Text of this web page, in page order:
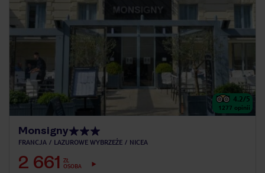
4.2/5
1277 opinii
Monsigny
FRANCJA LAZUROWE WYBRZEŻE NICEA
2 661
ZŁ
OSOBA